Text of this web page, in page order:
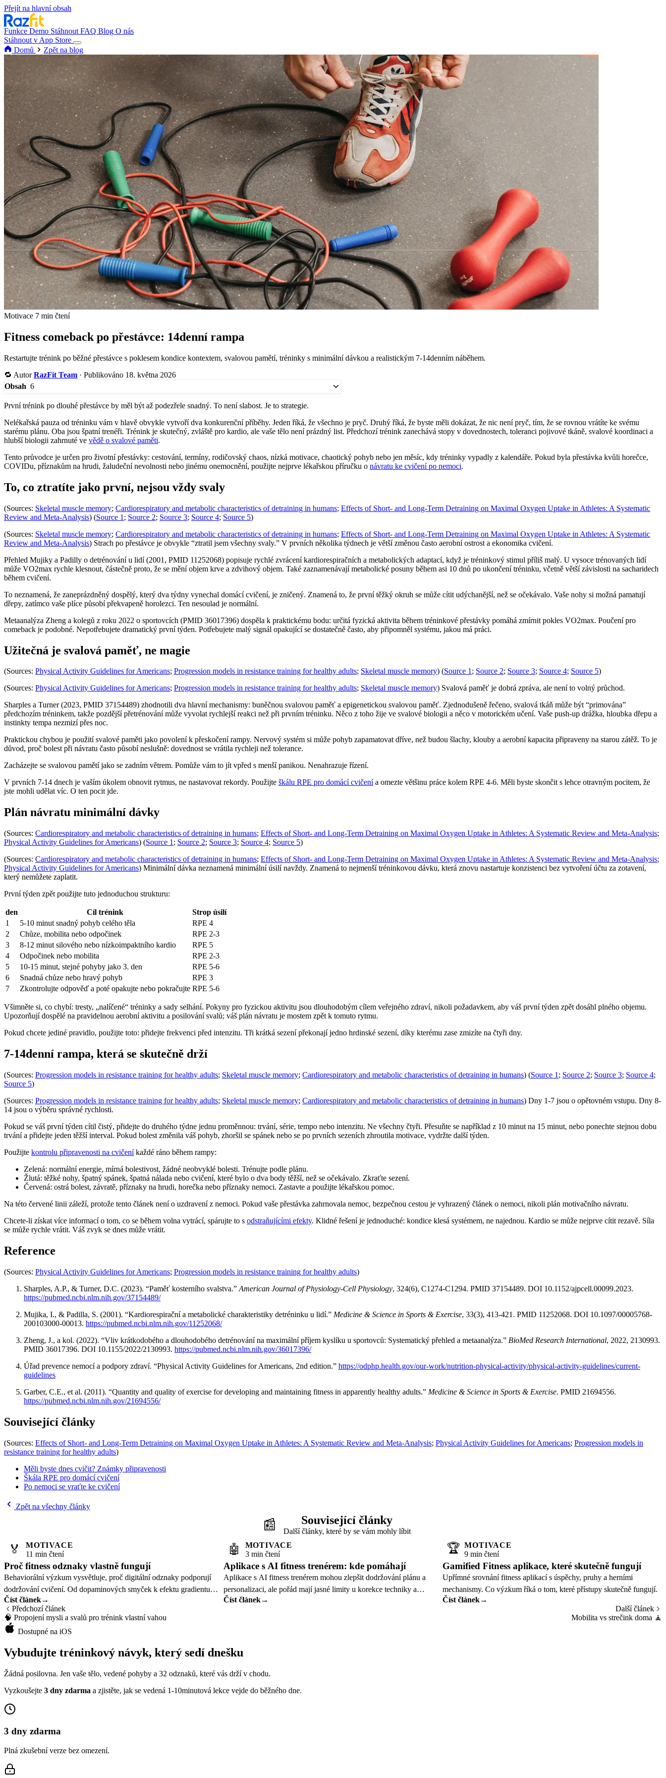
Přejít na hlavní obsah
Funkce Demo Stáhnout FAQ Blog O nás
Stáhnout v App Store
Domů
Zpět na blog
Motivace 7 min čtení
Fitness comeback po přestávce: 14denní rampa
Restartujte trénink po běžné přestávce s poklesem kondice kontextem, svalovou pamětí, tréninky s minimální dávkou a realistickým 7-14denním náběhem.
🔁 AutorRazFit Team · Publikováno 18. května 2026
Obsah 6
První trénink po dlouhé přestávce by měl být až podezřele snadný. To není slabost. Je to strategie.
Nelékařská pauza od tréninku vám v hlavě obvykle vytvoří dva konkurenční příběhy. Jeden říká, že všechno je pryč. Druhý říká, že byste měli dokázat, že nic není pryč, tím, že se rovnou vrátíte ke svému
starému plánu. Oba jsou špatní trenéři. Trénink je skutečný, zvláště pro kardio, ale vaše tělo není prázdný list. Předchozí trénink zanechává stopy v dovednostech, toleranci pojivové tkáně, svalové koordinaci a
hlubší biologii zahrnuté ve vědě o svalové paměti.
Tento průvodce je určen pro životní přestávky: cestování, termíny, rodičovský chaos, nízká motivace, chaotický pohyb nebo jen měsíc, kdy tréninky vypadly z kalendáře. Pokud byla přestávka kvůli horečce,
COVIDu, příznakům na hrudi, žaludeční nevolnosti nebo jinému onemocnění, použijte nejprve lékařskou příručku o návratu ke cvičení po nemoci.
To, co ztratíte jako první, nejsou vždy svaly
(Sources: Skeletal muscle memory; Cardiorespiratory and metabolic characteristics of detraining in humans; Effects of Short- and Long-Term Detraining on Maximal Oxygen Uptake in Athletes: A Systematic
Review and Meta-Analysis) (Source 1 ; Source 2; Source 3; Source 4; Source 5)
(Sources: Skeletal muscle memory; Cardiorespiratory and metabolic characteristics of detraining in humans; Effects of Short- and Long-Term Detraining on Maximal Oxygen Uptake in Athletes: A Systematic
Review and Meta-Analysis) Strach po přestávce je obvykle “ztratil jsem všechny svaly.” V prvních několika týdnech je větší změnou často aerobní ostrost a ekonomika cvičení.
Přehled Mujiky a Padilly o detrénování u lidí (2001, PMID 11252068) popisuje rychlé zvrácení kardiorespiračních a metabolických adaptací, když je tréninkový stimul příliš malý. U vysoce trénovaných lidí
může VO2max rychle klesnout, částečně proto, že se mění objem krve a zdvihový objem. Také zaznamenávají metabolické posuny během asi 10 dnů po ukončení tréninku, včetně větší závislosti na sacharidech
během cvičení.
To neznamená, že zaneprázdněný dospělý, který dva týdny vynechal domácí cvičení, je zničený. Znamená to, že první těžký okruh se může cítit udýchanější, než se očekávalo. Vaše nohy si možná pamatují
dřepy, zatímco vaše plíce působí překvapeně horolezci. Ten nesoulad je normální.
Metaanalýza Zheng a kolegů z roku 2022 o sportovcích (PMID 36017396) dospěla k praktickému bodu: určitá fyzická aktivita během tréninkové přestávky pomáhá zmírnit pokles VO2max. Poučení pro
comeback je podobné. Nepotřebujete dramatický první týden. Potřebujete malý signál opakující se dostatečně často, aby připomněl systému, jakou má práci.
Užitečná je svalová paměť, ne magie
(Sources: Physical Activity Guidelines for Americans; Progression models in resistance training for healthy adults; Skeletal muscle memory) (Source 1; Source 2; Source 3; Source 4; Source 5)
(Sources: Physical Activity Guidelines for Americans; Progression models in resistance training for healthy adults; Skeletal muscle memory) Svalová paměť je dobrá zpráva, ale není to volný průchod.
Sharples a Turner (2023, PMID 37154489) zhodnotili dva hlavní mechanismy: buněčnou svalovou paměť a epigenetickou svalovou paměť. Zjednodušeně řečeno, svalová tkáň může být “primována”
předchozím tréninkem, takže pozdější přetrénování může vyvolat rychlejší reakci než při prvním tréninku. Něco z toho žije ve svalové biologii a něco v motorickém učení. Vaše push-up drážka, hloubka dřepu a
instinkty tempa nezmizí přes noc.
Praktickou chybou je použití svalové paměti jako povolení k přeskočení rampy. Nervový systém si může pohyb zapamatovat dříve, než budou šlachy, klouby a aerobní kapacita připraveny na starou zátěž. To je
důvod, proč bolest při návratu často působí neslušně: dovednost se vrátila rychleji než tolerance.
Zacházejte se svalovou pamětí jako se zadním větrem. Pomůže vám to jít vpřed s menší panikou. Nenahrazuje řízení.
V prvních 7-14 dnech je vaším úkolem obnovit rytmus, ne nastavovat rekordy. Použijte škálu RPE pro domácí cvičenía omezte většinu práce kolem RPE 4-6. Měli byste skončit s lehce otravným pocitem, že
jste mohli udělat víc. O ten pocit jde.
Plán návratu minimální dávky
(Sources: Cardiorespiratory and metabolic characteristics of detraining in humans; Effects of Short- and Long-Term Detraining on Maximal Oxygen Uptake in Athletes: A Systematic Review and Meta-Analysis;
Physical Activity Guidelines for Americans) (Source 1 ; Source 2; Source 3; Source 4; Source 5)
(Sources: Cardiorespiratory and metabolic characteristics of detraining in humans; Effects of Short- and Long-Term Detraining on Maximal Oxygen Uptake in Athletes: A Systematic Review and Meta-Analysis;
Physical Activity Guidelines for Americans) Minimální dávka neznamená minimální úsilí navždy. Znamená to nejmenší tréninkovou dávku, která znovu nastartuje konzistenci bez vytvoření účtu za zotavení,
který nemůžete zaplatit.
První týden zpět použijte tuto jednoduchou strukturu:
den Cíl trénink
Strop úsilí
1
5-10 minut snadný pohyb celého těla
RPE 4
2
Chůze, mobilita nebo odpočinek
RPE 2-3
3
8-12 minut silového nebo nízkoimpaktního kardio
RPE 5
4
Odpočinek nebo mobilita
RPE 2-3
5
10-15 minut, stejné pohyby jako 3. den
RPE 5-6
6
Snadná chůze nebo hravý pohyb
RPE 3
7
Zkontrolujte odpověď a poté opakujte nebo pokračujte RPE 5-6
Všimněte si, co chybí: tresty, „nalíčené“ tréninky a sady selhání. Pokyny pro fyzickou aktivitu jsou dlouhodobým cílem veřejného zdraví, nikoli požadavkem, aby váš první týden zpět dosáhl plného objemu.
Upozorňují dospělé na pravidelnou aerobní aktivitu a posilování svalů; váš plán návratu je mostem zpět k tomuto rytmu.
Pokud chcete jediné pravidlo, použijte toto: přidejte frekvenci před intenzitu. Tři krátká sezení překonají jedno hrdinské sezení, díky kterému zase zmizíte na čtyři dny.
7-14denní rampa, která se skutečně drží
(Sources: Progression models in resistance training for healthy adults; Skeletal muscle memory; Cardiorespiratory and metabolic characteristics of detraining in humans) (Source 1 ; Source 2; Source 3; Source 4;
Source 5)
(Sources: Progression models in resistance training for healthy adults; Skeletal muscle memory; Cardiorespiratory and metabolic characteristics of detraining in humans) Dny 1-7 jsou o opětovném vstupu. Dny 8-
14 jsou o výběru správné rychlosti.
Pokud se váš první týden cítil čistý, přidejte do druhého týdne jednu proměnnou: trvání, série, tempo nebo intenzitu. Ne všechny čtyři. Přesuňte se například z 10 minut na 15 minut, nebo ponechte stejnou dobu
trvání a přidejte jeden těžší interval. Pokud bolest změnila váš pohyb, zhoršil se spánek nebo se po prvních sezeních zhroutila motivace, vydržte další týden.
Použijte kontrolu připravenosti na cvičeníkaždé ráno během rampy:
Zelená: normální energie, mírná bolestivost, žádné neobvyklé bolesti. Trénujte podle plánu.
Žlutá: těžké nohy, špatný spánek, špatná nálada nebo cvičení, které bylo o dva body těžší, než se očekávalo. Zkraťte sezení.
Červená: ostrá bolest, závratě, příznaky na hrudi, horečka nebo příznaky nemoci. Zastavte a použijte lékařskou pomoc.
Na této červené linii záleží, protože tento článek není o uzdravení z nemoci. Pokud vaše přestávka zahrnovala nemoc, bezpečnou cestou je vyhrazený článek o nemoci, nikoli plán motivačního návratu.
Chcete-li získat více informací o tom, co se během volna vytrácí, spárujte to s odstraňujícími efekty. Klidné řešení je jednoduché: kondice klesá systémem, ne najednou. Kardio se může nejprve cítit rezavě. Síla
se může rychle vrátit. Váš zvyk se dnes může vrátit.
Reference
(Sources: Physical Activity Guidelines for Americans; Progression models in resistance training for healthy adults)
Sharples, A.P., & Turner, D.C. (2023). “Paměť kosterního svalstva.” American Journal of Physiology-Cell Physiology, 324(6), C1274-C1294. PMID 37154489. DOI 10.1152/ajpcell.00099.2023.
https://pubmed.ncbi.nlm.nih.gov/37154489/
Mujika, I., & Padilla, S. (2001). “Kardiorespirační a metabolické charakteristiky detréninku u lidí.” Medicine & Science in Sports & Exercise, 33(3), 413-421. PMID 11252068. DOI 10.1097/00005768-
200103000-00013. https://pubmed.ncbi.nlm.nih.gov/11252068/
Zheng, J., a kol. (2022). “Vliv krátkodobého a dlouhodobého detrénování na maximální příjem kyslíku u sportovců: Systematický přehled a metaanalýza.” BioMed Research International, 2022, 2130993.
PMID 36017396. DOI 10.1155/2022/2130993. https://pubmed.ncbi.nlm.nih.gov/36017396/
Úřad prevence nemocí a podpory zdraví. “Physical Activity Guidelines for Americans, 2nd edition.” https://odphp.health.gov/our-work/nutrition-physical-activity/physical-activity-guidelines/current-
guidelines
Garber, C.E., et al. (2011). “Quantity and quality of exercise for developing and maintaining fitness in apparently healthy adults.” Medicine & Science in Sports & Exercise. PMID 21694556.
https://pubmed.ncbi.nlm.nih.gov/21694556/
Související články
(Sources: Effects of Short- and Long-Term Detraining on Maximal Oxygen Uptake in Athletes: A Systematic Review and Meta-Analysis; Physical Activity Guidelines for Americans; Progression models in
resistance training for healthy adults)
Měli byste dnes cvičit? Známky připravenosti
Škála RPE pro domácí cvičení
Po nemoci se vraťte ke cvičení
Zpět na všechny články
📰 Související články
Další články, které by se vám mohly líbit
🏅
MOTIVACE
11 min čtení
Proč fitness odznaky vlastně fungují
Behaviorální výzkum vysvětluje, proč digitální odznaky podporují
dodržování cvičení. Od dopaminových smyček k efektu gradientu
cíle.
Číst článek→
🤖
MOTIVACE
3 min čtení
Aplikace s AI fitness trenérem: kde pomáhají
Aplikace s AI fitness trenérem mohou zlepšit dodržování plánu a
personalizaci, ale pořád mají jasné limity u korekce techniky a
složitějšího koučinku.
Číst článek→
🏆
MOTIVACE
9 min čtení
Gamified Fitness aplikace, které skutečně fungují
Upřímné srovnání fitness aplikací s úspěchy, pruhy a herními
mechanismy. Co výzkum říká o tom, které přístupy skutečně fungují.
Číst článek→
Předchozí článek
🧠 Propojení mysli a svalů pro trénink vlastní vahou
Další článek
Mobilita vs strečink doma 🧘
Dostupné na iOS
Vybudujte tréninkový návyk, který sedí dnešku
Žádná posilovna. Jen vaše tělo, vedené pohyby a 32 odznaků, které vás drží v chodu.
Vyzkoušejte 3 dny zdarma a zjistěte, jak se vedená 1-10minutová lekce vejde do běžného dne.
3 dny zdarma
Plná zkušební verze bez omezení.